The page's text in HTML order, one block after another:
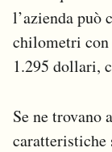
l’azienda può
chilometri con
1.295 dollari,
Se ne trovano